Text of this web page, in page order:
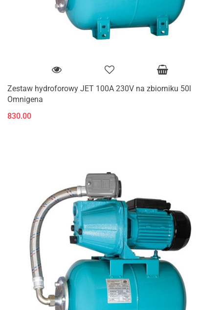
Zestaw hydroforowy JET 100A 230V na zbiorniku 50l
Omnigena
830.00